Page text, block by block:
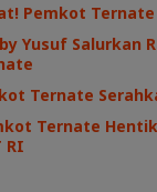
Pemkot Ternate
Yusuf Salurkan
Ternate
Ternate
RI